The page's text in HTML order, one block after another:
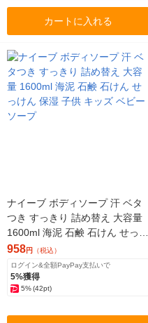
カートに入れる
ナイーブ ボディソープ 汗 ベタ
つき すっきり 詰め替え 大容量
1600ml 海泥 石鹸 石けん せっけ
ん 保湿 子供 キッズ ベビー ソー
プ
958円
（税込）
ログイン&全額PayPay支払いで
5%獲得
5%(42pt)